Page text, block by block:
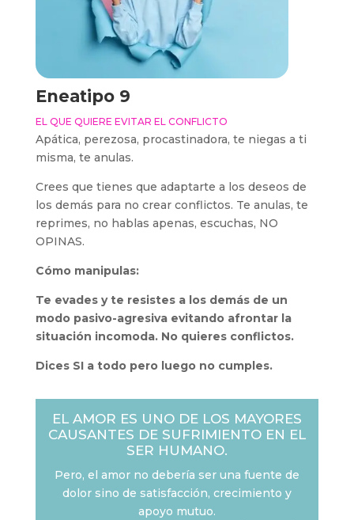
Eneatipo 9
EL QUE QUIERE EVITAR EL CONFLICTO
Apática, perezosa, procastinadora, te niegas a ti
misma, te anulas.
Crees que tienes que adaptarte a los deseos de
los demás para no crear conflictos. Te anulas, te
reprimes, no hablas apenas, escuchas, NO
OPINAS.
Cómo manipulas:
Te evades y te resistes a los demás de un
modo pasivo-agresiva evitando afrontar la
situación incomoda. No quieres conflictos.
Dices SI a todo pero luego no cumples.
EL AMOR ES UNO DE LOS MAYORES
CAUSANTES DE SUFRIMIENTO EN EL
SER HUMANO.
Pero, el amor no debería ser una fuente de
dolor sino de satisfacción, crecimiento y
apoyo mutuo.